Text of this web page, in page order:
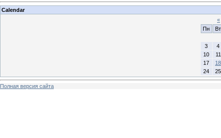
Calendar
«
Пн
Вт
3
4
10
11
17
18
24
25
Полная версия сайта